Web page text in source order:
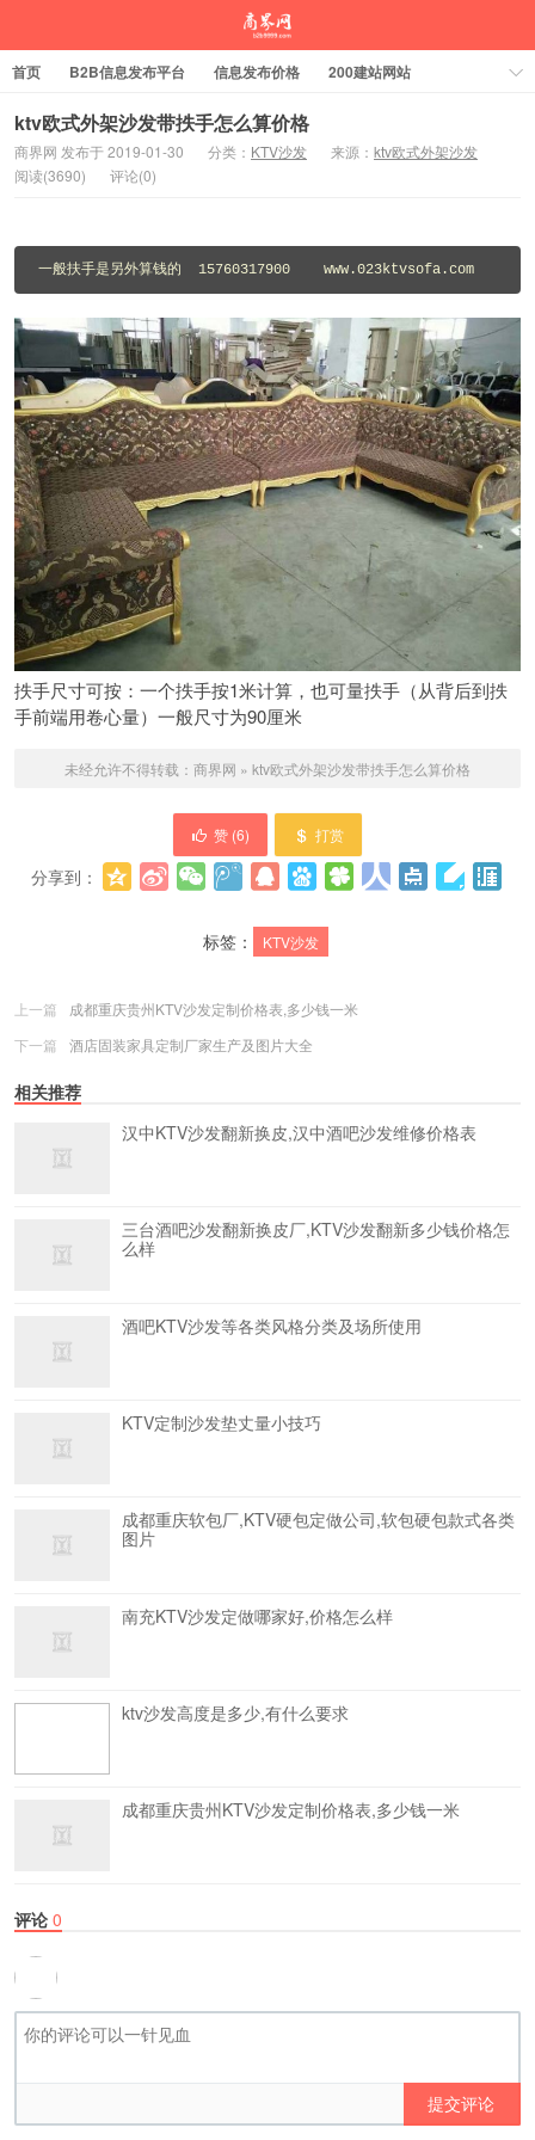
首页 B2B信息发布平台 信息发布价格 200建站网站
ktv欧式外架沙发带抶手怎么算价格
商界网 发布于 2019-01-30 分类： KTV沙发 来源： ktv欧式外架沙发
阅读(3690)
评论(0)
一般扶手是另外算钱的  15760317900    www.023ktvsofa.com
抶手尺寸可按：一个抶手按1米计算，也可量抶手（从背后到抶
手前端用卷心量）一般尺寸为90厘米
未经允许不得转载： 商界网 » ktv欧式外架沙发带抶手怎么算价格
赞 (6) 打赏
分享到：
标签：
KTV沙发
上一篇
成都重庆贵州KTV沙发定制价格表,多少钱一米
下一篇
酒店固装家具定制厂家生产及图片大全
相关推荐
汉中KTV沙发翻新换皮,汉中酒吧沙发维修价格表
三台酒吧沙发翻新换皮厂,KTV沙发翻新多少钱价格怎
么样
酒吧KTV沙发等各类风格分类及场所使用
KTV定制沙发垫丈量小技巧
成都重庆软包厂,KTV硬包定做公司,软包硬包款式各类
图片
南充KTV沙发定做哪家好,价格怎么样
ktv沙发高度是多少,有什么要求
成都重庆贵州KTV沙发定制价格表,多少钱一米
评论 0
提交评论